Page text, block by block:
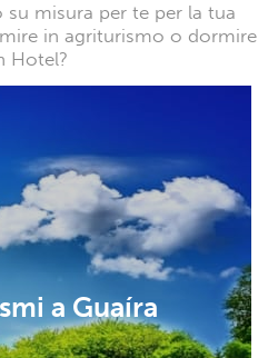
su misura per te per la tua
in agriturismo o dormire
Hotel?
a Guaíra